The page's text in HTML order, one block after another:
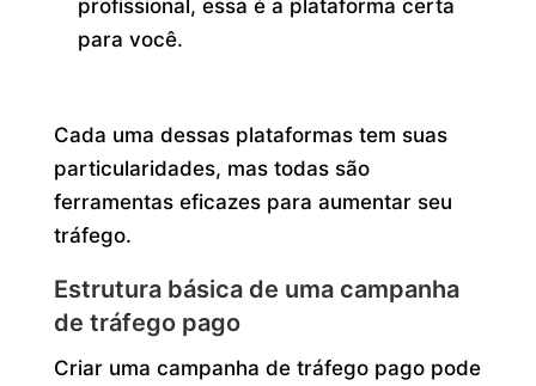
profissional, essa é a plataforma certa
para você.
Cada uma dessas plataformas tem suas
particularidades, mas todas são
ferramentas eficazes para aumentar seu
tráfego.
Estrutura básica de uma campanha
de tráfego pago
Criar uma campanha de tráfego pago pode